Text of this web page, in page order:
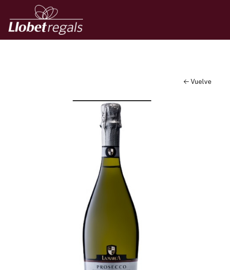
← Vuelve